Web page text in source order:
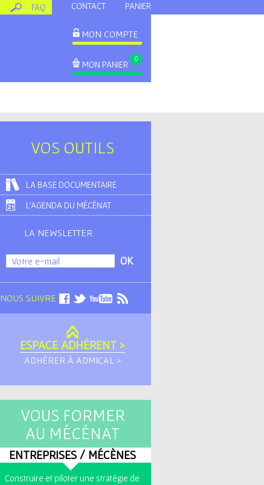
CONTACT PANIER
FAQ
MON COMPTE
MON PANIER
0
VOS OUTILS
LA BASE DOCUMENTAIRE
L'AGENDA DU MÉCÉNAT
LA NEWSLETTER
NOUS SUIVRE
ESPACE ADHÉRENT >
ADHÉRER À ADMICAL >
VOUS FORMER
AU MÉCÉNAT
ENTREPRISES / MÉCÈNES
Construire et piloter une stratégie de